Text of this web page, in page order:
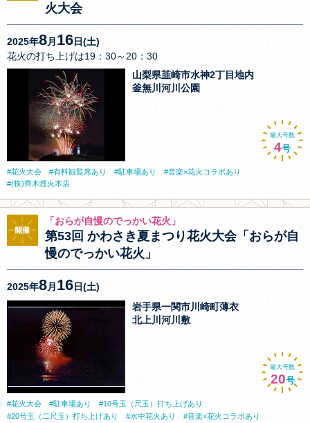
火大会
2025年8月 16日(土)
花火の打ち上げは19：30～20：30
山梨県韮崎市水神2丁目地内
釜無川河川公園
最大号数
4号
花火大会 有料観覧席あり 駐車場あり
音楽×花火コラボあり
(株)齊木煙火本店
「おらが自慢のでっかい花火」
第53回 かわさき夏まつり花火大会「おらが自
慢のでっかい花火」
2025年8月 16日(土)
岩手県一関市川崎町薄衣
北上川河川敷
最大号数
20号
花火大会 駐車場あり
10号玉（尺玉）打ち上げあり
20号玉（二尺玉）打ち上げあり
水中花火あり
音楽×花火コラボあり